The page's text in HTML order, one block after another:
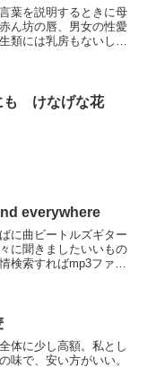
葉を説明するときに母
ん坊の唇、男女の性愛
類には乳房もないし乳
実際の進...
も けなげな花
everywhere
に曲ビートルズギター
に聞きましたいいもの
検索すればmp3ファイ
体に少し高額。私とし
味で、安い方がいい。